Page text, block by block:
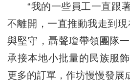
“我的一些員工一直跟著
不離開，一直推動我走到
與堅守，聶聲瓊帶領團隊
承接本地小批量的民族服
更多的訂單，作坊慢慢發展